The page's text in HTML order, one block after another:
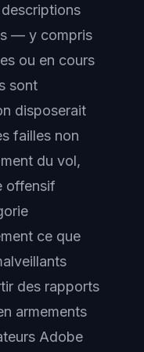
— y compris
ou en cours
sont
disposerait
failles non
du vol,
offensif
ce que
des rapports
armements
Adobe